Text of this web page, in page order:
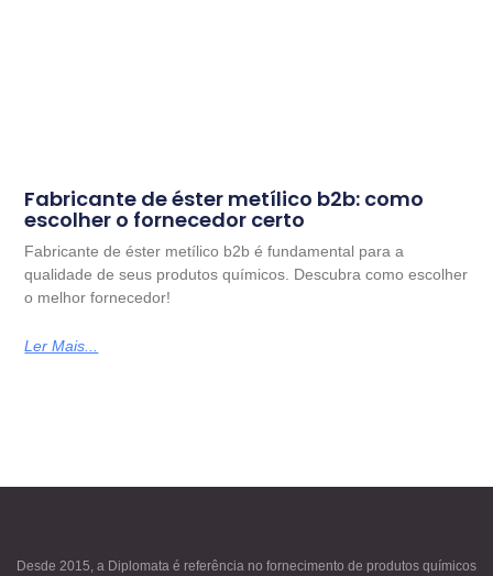
Fabricante de éster metílico b2b: como
escolher o fornecedor certo
Fabricante de éster metílico b2b é fundamental para a
qualidade de seus produtos químicos. Descubra como escolher
o melhor fornecedor!
Ler Mais...
Desde 2015, a Diplomata é referência no fornecimento de produtos químicos